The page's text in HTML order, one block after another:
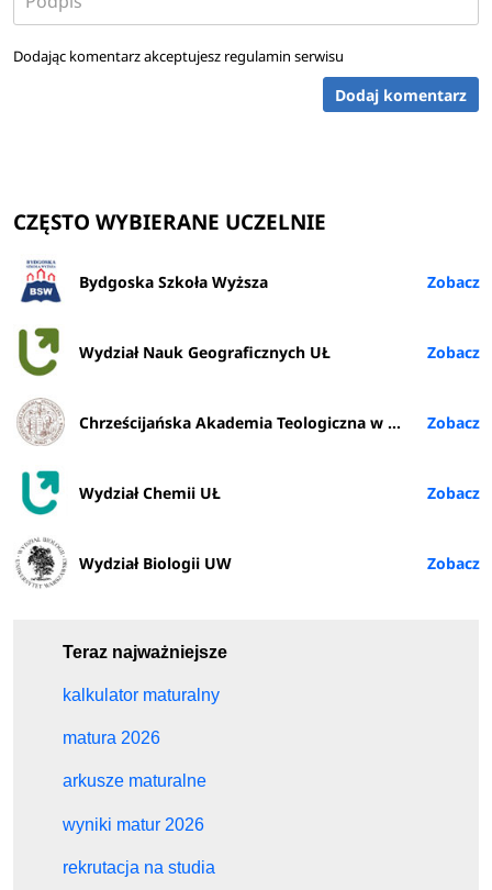
Dodając komentarz akceptujesz regulamin serwisu
Dodaj komentarz
CZĘSTO WYBIERANE UCZELNIE
Bydgoska Szkoła Wyższa
Wydział Nauk Geograficznych UŁ
Chrześcijańska Akademia Teologiczna w Warszawie
Wydział Chemii UŁ
Wydział Biologii UW
Teraz najważniejsze
kalkulator maturalny
matura 2026
arkusze maturalne
wyniki matur 2026
rekrutacja na studia